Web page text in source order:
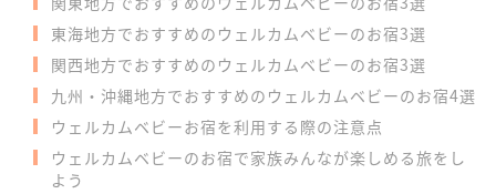
東海地方でおすすめのウェルカムベビーのお宿3選
関西地方でおすすめのウェルカムベビーのお宿3選
九州・沖縄地方でおすすめのウェルカムベビーのお宿4選
ウェルカムベビーお宿を利用する際の注意点
ウェルカムベビーのお宿で家族みんなが楽しめる旅をし
よう